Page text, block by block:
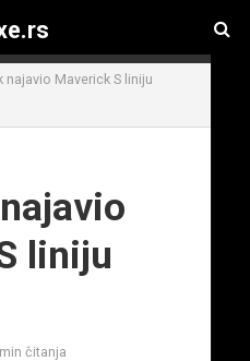
najavio Maverick S liniju
liniju
čitanja